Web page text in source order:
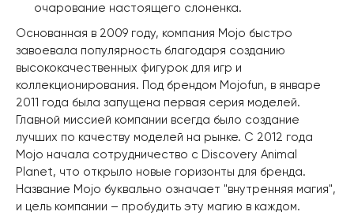
очарование настоящего слоненка.
Основанная в 2009 году, компания Mojo быстро
завоевала популярность благодаря созданию
высококачественных фигурок для игр и
коллекционирования. Под брендом Mojofun, в январе
2011 года была запущена первая серия моделей.
Главной миссией компании всегда было создание
лучших по качеству моделей на рынке. С 2012 года
Mojo начала сотрудничество с Discovery Animal
Planet, что открыло новые горизонты для бренда.
Название Mojo буквально означает "внутренняя магия",
и цель компании – пробудить эту магию в каждом.